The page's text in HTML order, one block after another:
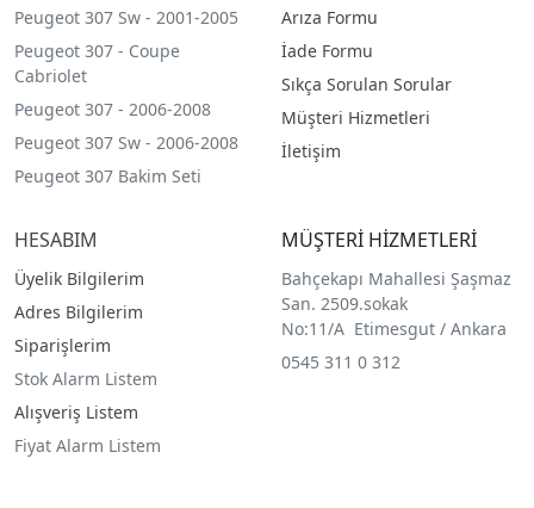
Peugeot 307 Sw - 2001-2005
Peugeot 307 - Coupe
Cabriolet
Peugeot 307 - 2006-2008
Peugeot 307 Sw - 2006-2008
Peugeot 307 Bakim Seti
Arıza Formu
İade Formu
Sıkça Sorulan Sorular
Müşteri Hizmetleri
İletişim
HESABIM
Üyelik Bilgilerim
Adres Bilgilerim
Siparişlerim
Stok Alarm Listem
Alışveriş Listem
Fiyat Alarm Listem
MÜŞTERİ HİZMETLERİ
Bahçekapı Mahallesi Şaşmaz
San. 2509.sokak
No:11/A Etimesgut / Ankara
0545 311 0 312